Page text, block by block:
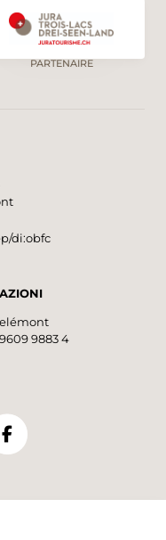
PARTENAIRE
di:obfc
9883 4